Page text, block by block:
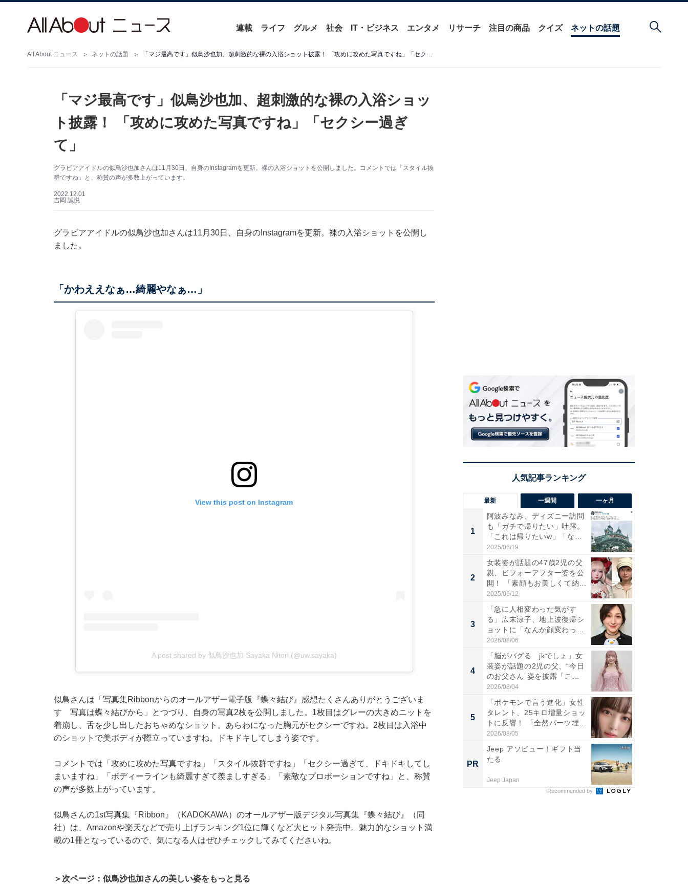
連載 ライフ グルメ 社会 IT・ビジネス エンタメ リサーチ 注目の商品 クイズ ネットの話題
All About ニュース ネットの話題 「マジ最高です」似鳥沙也加、超刺激的な裸の入浴ショット披露！ 「攻めに攻めた写真ですね」「セクシー過ぎて」
「マジ最高です」似鳥沙也加、超刺激的な裸の入浴ショッ
ト披露！ 「攻めに攻めた写真ですね」「セクシー過ぎ
て」
グラビアアイドルの似鳥沙也加さんは11月30日、自身のInstagramを更新。裸の入浴ショットを公開しました。コメントでは「スタイル抜
群ですね」と、称賛の声が多数上がっています。
2022.12.01
吉岡 誠悦
グラビアアイドルの似鳥沙也加さんは11月30日、自身のInstagramを更新。裸の入浴ショットを公開し
ました。
「かわええなぁ…綺麗やなぁ…」
View this post on Instagram
A post shared by 似鳥沙也加 Sayaka Nitori (@uw.sayaka)
似鳥さんは「写真集Ribbonからのオールアザー電子版『蝶々結び』感想たくさんありがとうございま
す 写真は蝶々結びから」とつづり、自身の写真2枚を公開しました。1枚目はグレーの大きめニットを
着崩し、舌を少し出したおちゃめなショット。あらわになった胸元がセクシーですね。2枚目は入浴中
のショットで美ボディが際立っていますね。ドキドキしてしまう姿です。
コメントでは「攻めに攻めた写真ですね」「スタイル抜群ですね」「セクシー過ぎて、ドキドキしてし
まいますね」「ボディーラインも綺麗すぎて羨ましすぎる」「素敵なプロポーションですね」と、称賛
の声が多数上がっています。
似鳥さんの1st写真集『Ribbon』（KADOKAWA）のオールアザー版デジタル写真集『蝶々結び』（同
社）は、Amazonや楽天などで売り上げランキング1位に輝くなど大ヒット発売中。魅力的なショット満
載の1冊となっているので、気になる人はぜひチェックしてみてくださいね。
＞次ページ：似鳥沙也加さんの美しい姿をもっと見る
最新 一週間 一ヶ月
1
阿波みなみ、ディズニー訪問
も「ガチで帰りたい」吐露。
「これは帰りたいw」「なん
ち...
2025/06/19
2
女装姿が話題の47歳2児の父
親、ビフォーアフター姿を公
開！ 「素顔もお美しくて納...
2025/06/12
3
「急に人相変わった気がす
る」広末涼子、地上波復帰シ
ョットに「なんか顔変わっ
た」の...
2026/08/06
4
「脳がバグる jkでしょ」女
装姿が話題の2児の父、“今日
のお父さん”姿を披露「こ...
2026/08/04
5
「ポケモンで言う進化」女性
タレント、25キロ増量ショッ
トに反響！ 「全然パーツ埋...
2026/08/05
PR
Jeep アソビュー！ギフト当
たる
Jeep Japan
Recommended by